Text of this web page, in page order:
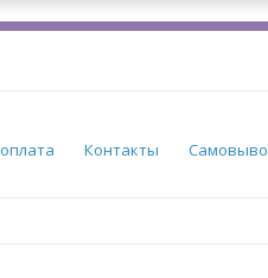
Контакты